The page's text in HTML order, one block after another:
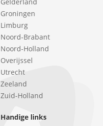
Groningen
Limburg
Noord-Brabant
Noord-Holland
Overijssel
Utrecht
Zeeland
Zuid-Holland
Handige links